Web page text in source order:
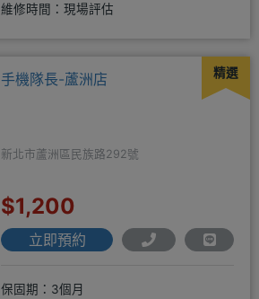
維修時間：現場評估
精選
手機隊長-蘆洲店
新北市蘆洲區民族路292號
$1,200
立即預約
保固期：3個月